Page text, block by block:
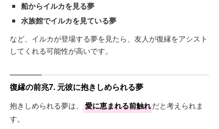
船からイルカを見る夢
水族館でイルカを見ている夢
など、イルカが登場する夢を見たら、友人が復縁をアシスト
してくれる可能性が高いです。
復縁の前兆7. 元彼に抱きしめられる夢
抱きしめられる夢は、 愛に恵まれる前触れだと考えられま
す。